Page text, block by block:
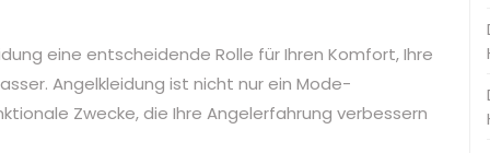
eine entscheidende Rolle für Ihren Komfort, Ihre
Angelkleidung ist nicht nur ein Mode-
Zwecke, die Ihre Angelerfahrung verbessern